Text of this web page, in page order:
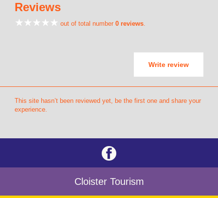
Reviews
out of total number 0 reviews.
Write review
This site hasn’t been reviewed yet, be the first one and share your
experience.
Cloister Tourism